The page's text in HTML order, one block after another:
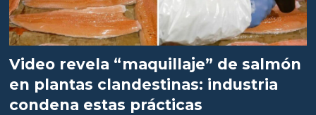
Video revela “maquillaje” de salmón
en plantas clandestinas: industria
condena estas prácticas